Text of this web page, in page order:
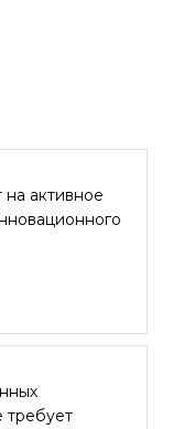
активное
требует